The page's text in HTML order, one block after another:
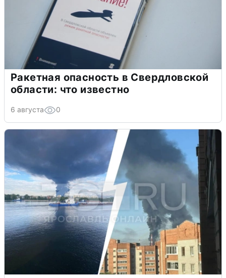
Ракетная опасность в Свердловской
области: что известно
6 августа 0